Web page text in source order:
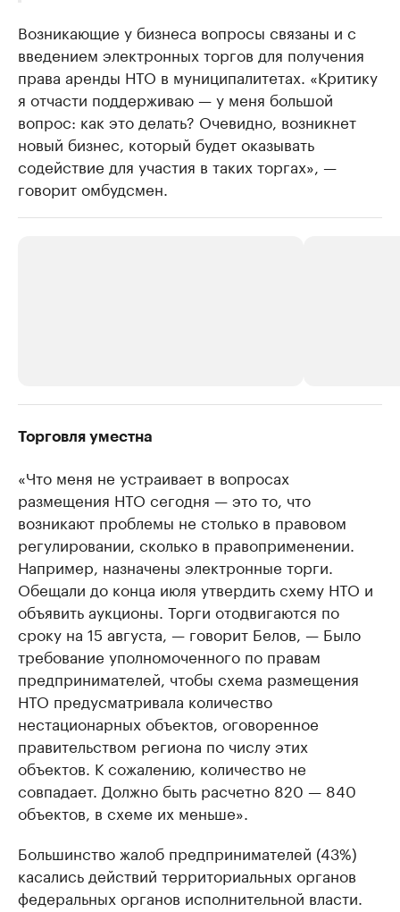
Возникающие у бизнеса вопросы связаны и с
введением электронных торгов для получения
права аренды НТО в муниципалитетах. «Критику
я отчасти поддерживаю — у меня большой
вопрос: как это делать? Очевидно, возникнет
новый бизнес, который будет оказывать
содействие для участия в таких торгах», —
говорит омбудсмен.
нефтегазовой промышленности
Найдите и проверьте данные в каталоге Посмотрите
Торговля уместна
«Что меня не устраивает в вопросах
размещения НТО сегодня — это то, что
возникают проблемы не столько в правовом
регулировании, сколько в правоприменении.
Например, назначены электронные торги.
Обещали до конца июля утвердить схему НТО и
объявить аукционы. Торги отодвигаются по
сроку на 15 августа, — говорит Белов, — Было
требование уполномоченного по правам
предпринимателей, чтобы схема размещения
НТО предусматривала количество
нестационарных объектов, оговоренное
правительством региона по числу этих
объектов. К сожалению, количество не
совпадает. Должно быть расчетно 820 — 840
объектов, в схеме их меньше».
Большинство жалоб предпринимателей (43%)
касались действий территориальных органов
федеральных органов исполнительной власти.